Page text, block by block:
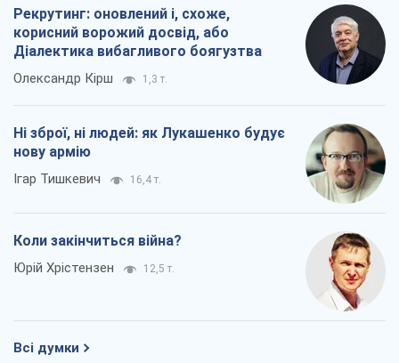
Рекрутинг: оновлений і, схоже,
корисний ворожий досвід, або
Діалектика вибагливого боягузтва
Олександр Кірш 1,3 т.
Ні зброї, ні людей: як Лукашенко будує
нову армію
Ігар Тишкевич 16,4 т.
Коли закінчиться війна?
Юрій Хрістензен 12,5 т.
Всі думки